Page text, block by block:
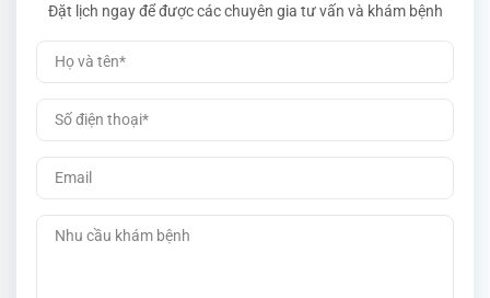
Đặt lịch ngay để được các chuyên gia tư vấn và khám bệnh